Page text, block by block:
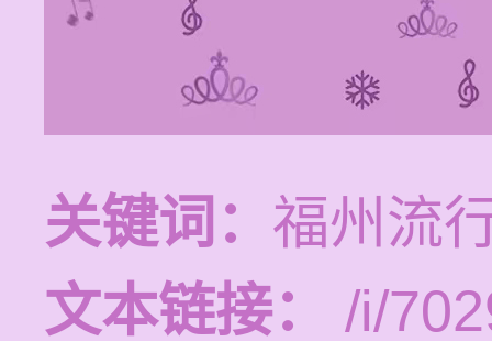
关键词： 福州流
文本链接：
/i/